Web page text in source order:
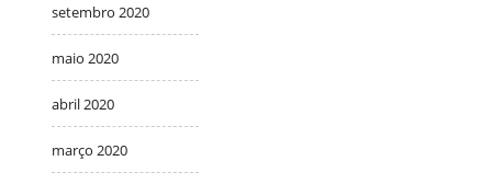
setembro 2020
maio 2020
abril 2020
março 2020